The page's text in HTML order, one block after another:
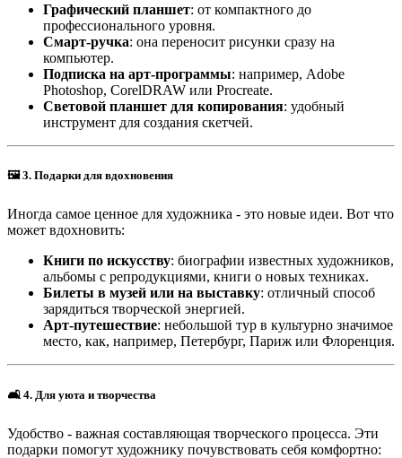
Графический планшет: от компактного до
профессионального уровня.
Смарт-ручка: она переносит рисунки сразу на
компьютер.
Подписка на арт-программы: например, Adobe
Photoshop, CorelDRAW или Procreate.
Световой планшет для копирования: удобный
инструмент для создания скетчей.
🖼3. Подарки для вдохновения
Иногда самое ценное для художника - это новые идеи. Вот что
может вдохновить:
Книги по искусству: биографии известных художников,
альбомы с репродукциями, книги о новых техниках.
Билеты в музей или на выставку: отличный способ
зарядиться творческой энергией.
Арт-путешествие: небольшой тур в культурно значимое
место, как, например, Петербург, Париж или Флоренция.
🛋 4. Для уюта и творчества
Удобство - важная составляющая творческого процесса. Эти
подарки помогут художнику почувствовать себя комфортно: